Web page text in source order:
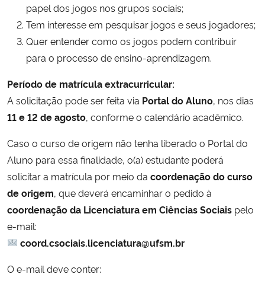
Ministério do Turismo
Ministério do Desenvolvimento Regional
Ministério da Mulher, da Família e dos Direitos Humanos
Secretaria-Geral
Secretaria de Governo
Banco Central do Brasil
papel dos jogos nos grupos sociais;
Tem interesse em pesquisar jogos e seus jogadores;
Quer entender como os jogos podem contribuir
para o processo de ensino-aprendizagem.
Período de matrícula extracurricular:
A solicitação pode ser feita via Portal do Aluno, nos dias
11 e 12 de agosto, conforme o calendário acadêmico.
Caso o curso de origem não tenha liberado o Portal do
Aluno para essa finalidade, o(a) estudante poderá
solicitar a matrícula por meio da coordenação do curso
de origem, que deverá encaminhar o pedido à
coordenação da Licenciatura em Ciências Sociais pelo
e-mail:
coord.csociais.licenciatura@ufsm.br
O e-mail deve conter: